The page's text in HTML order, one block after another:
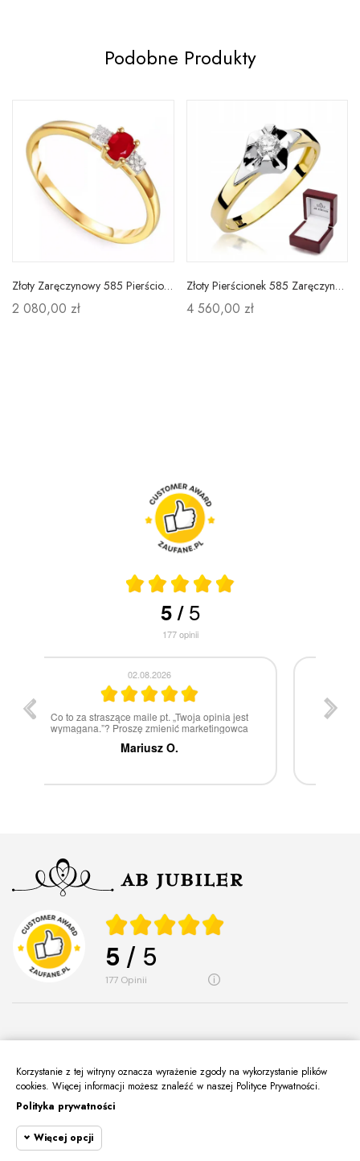
Podobne Produkty
Złoty Zaręczynowy 585 Pierścionek Rubin Diamenty
2 080,00 zł
Złoty Pierścionek 585 Zaręczynowy Brylant 0,25ct
4 560,00 zł
5/5
177opinii
30.07.2026
W 100% polecam
Marcin Z.
5 / 5
177 opinii
O Nas
Informacje
Moje Konto
Korzystanie z tej witryny oznacza wyrażenie zgody na wykorzystanie plików
cookies. Więcej informacji możesz znaleźć w naszej Polityce Prywatności.
Polityka prywatności
Więcej opcji